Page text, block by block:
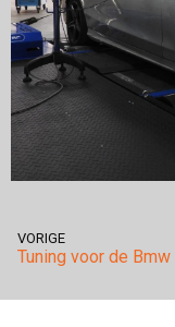
VORIGE